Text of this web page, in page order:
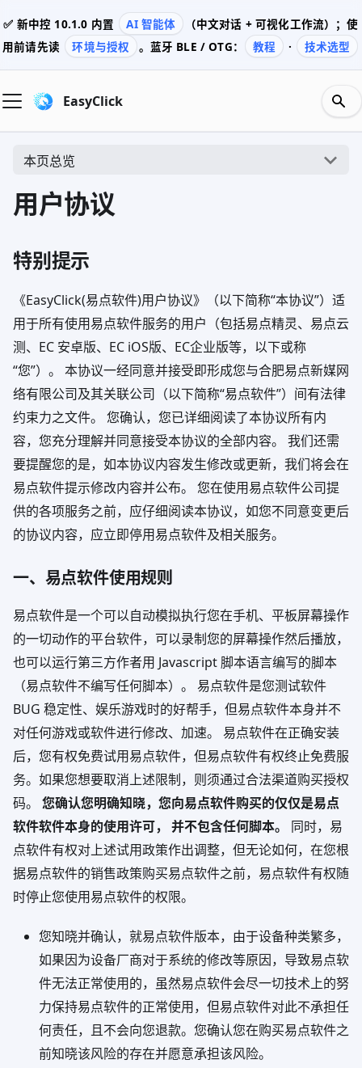
✅ 新中控 10.1.0 内置 AI 智能体
（中文对话 + 可视化工作流）；使
用前请先读
环境与授权 。蓝牙 BLE / OTG： 教程 · 技术选型
EasyClick
本页总览
用户协议
特别提示
《EasyClick(易点软件)用户协议》（以下简称“本协议”）适
用于所有使用易点软件服务的用户（包括易点精灵、易点云
测、EC 安卓版、EC iOS版、EC企业版等，以下或称
“您”）。 本协议一经同意并接受即形成您与合肥易点新媒网
络有限公司及其关联公司（以下简称“易点软件”）间有法律
约束力之文件。 您确认，您已详细阅读了本协议所有内
容，您充分理解并同意接受本协议的全部内容。 我们还需
要提醒您的是，如本协议内容发生修改或更新，我们将会在
易点软件提示修改内容并公布。 您在使用易点软件公司提
供的各项服务之前，应仔细阅读本协议，如您不同意变更后
的协议内容，应立即停用易点软件及相关服务。
一、易点软件使用规则
易点软件是一个可以自动模拟执行您在手机、平板屏幕操作
的一切动作的平台软件，可以录制您的屏幕操作然后播放，
也可以运行第三方作者用 Javascript 脚本语言编写的脚本
（易点软件不编写任何脚本）。 易点软件是您测试软件
BUG 稳定性、娱乐游戏时的好帮手，但易点软件本身并不
对任何游戏或软件进行修改、加速。 易点软件在正确安装
后，您有权免费试用易点软件，但易点软件有权终止免费服
务。如果您想要取消上述限制，则须通过合法渠道购买授权
码。 您确认您明确知晓，您向易点软件购买的仅仅是易点
软件软件本身的使用许可， 并不包含任何脚本。
同时，易
点软件有权对上述试用政策作出调整，但无论如何，在您根
据易点软件的销售政策购买易点软件之前，易点软件有权随
时停止您使用易点软件的权限。
您知晓并确认，就易点软件版本，由于设备种类繁多，
如果因为设备厂商对于系统的修改等原因，导致易点软
件无法正常使用的，虽然易点软件会尽一切技术上的努
力保持易点软件的正常使用，但易点软件对此不承担任
何责任，且不会向您退款。您确认您在购买易点软件之
前知晓该风险的存在并愿意承担该风险。